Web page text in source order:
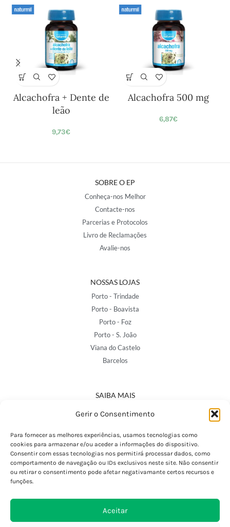
Gerir o Consentimento
Para fornecer as melhores experiências, usamos tecnologias como
cookies para armazenar e/ou aceder a informações do dispositivo.
Consentir com essas tecnologias nos permitirá processar dados, como
comportamento de navegação ou IDs exclusivos neste site. Não consentir
ou retirar o consentimento pode afetar negativamante certos recursos e
funções.
Aceitar
Alcachofra + Dente de
leão
9,73€
Alcachofra 500 mg
6,87€
SOBRE O EP
Conheça-nos Melhor
Contacte-nos
Parcerias e Protocolos
Livro de Reclamações
Avalie-nos
NOSSAS LOJAS
Porto - Trindade
Porto - Boavista
Porto - Foz
Porto - S. João
Viana do Castelo
Barcelos
SAIBA MAIS
Política de Privacidade
Termos e Condições
Perguntas Frequentes
Custos de Envio
Encomendas Internacionais
Devoluções e Trocas